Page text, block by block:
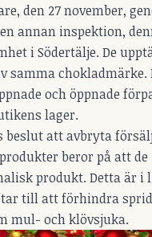
den 27 november,
annan inspektion,
i Södertälje. De
samma chokladmärke.
och öppnade
lager.
att avbryta
beror på att
produkt. Detta är i
till att förhindra
mul- och klövsjuka.